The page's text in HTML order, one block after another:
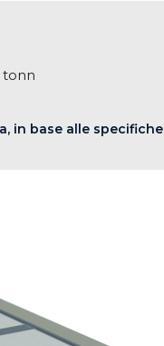
tonn
in base alle